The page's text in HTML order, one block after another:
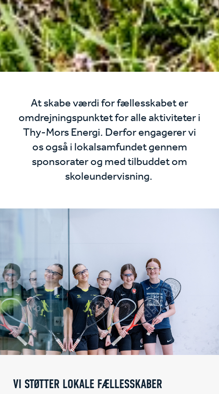
At skabe værdi for fællesskabet er
omdrejningspunktet for alle aktiviteter i
Thy-Mors Energi. Derfor engagerer vi
os også i lokalsamfundet gennem
sponsorater og med tilbuddet om
skoleundervisning.
VI STØTTER LOKALE FÆLLESSKABER